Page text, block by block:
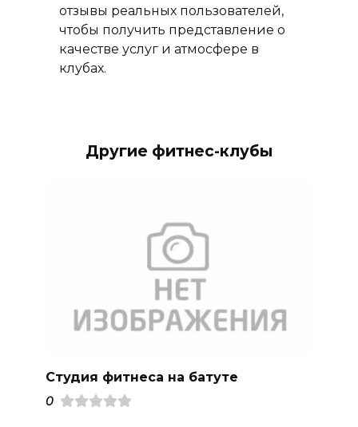
отзывы реальных пользователей,
чтобы получить представление о
качестве услуг и атмосфере в
клубах.
Другие фитнес-клубы
Студия фитнеса на батуте
0